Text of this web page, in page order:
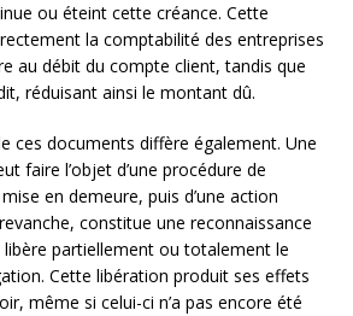
ou éteint cette créance. Cette
la comptabilité des entreprises
au débit du compte client, tandis que
réduisant ainsi le montant dû.
ces documents diffère également. Une
faire l’objet d’une procédure de
en demeure, puis d’une action
constitue une reconnaissance
partiellement ou totalement le
Cette libération produit ses effets
même si celui-ci n’a pas encore été